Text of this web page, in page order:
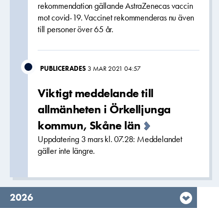
rekommendation gällande AstraZenecas vaccin
mot covid-19. Vaccinet rekommenderas nu även
till personer över 65 år.
PUBLICERADES 3 MAR 2021 04:57
Viktigt meddelande till
allmänheten i Örkelljunga
kommun, Skåne län
Uppdatering 3 mars kl. 07.28: Meddelandet
gäller inte längre.
År,
2026